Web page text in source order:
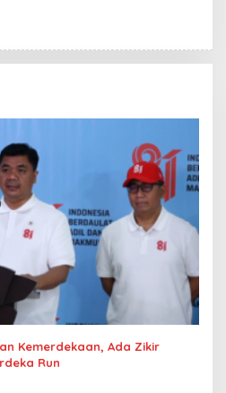
Kemerdekaan, Ada Zikir
Run